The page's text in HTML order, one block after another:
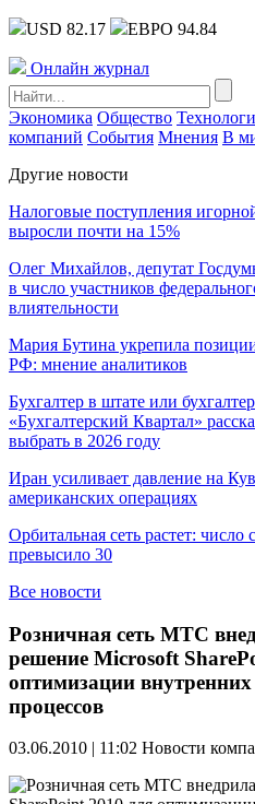
USD 82.17 ЕВРО 94.84
Онлайн журнал
Экономика Общество
компаний События Мнения В
Другие новости
Налоговые поступления
выросли почти на 15%
Олег Михайлов, депутат
в число участников
влиятельности
Мария Бутина укрепила
РФ: мнение аналитиков
Бухгалтер в штате или
«Бухгалтерский Квартал»
выбрать в 2026 году
Иран усиливает давление на
американских операциях
Орбитальная сеть растет: число
превысило 30
Все новости
Розничная сеть МТС
решение Microsoft
оптимизации
процессов
03.06.2010 | 11:02 Новости